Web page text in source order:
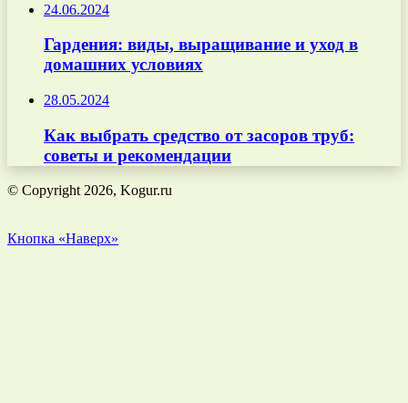
24.06.2024
Гардения: виды, выращивание и уход в
домашних условиях
28.05.2024
Как выбрать средство от засоров труб:
советы и рекомендации
© Copyright 2026, Kogur.ru
Кнопка «Наверх»